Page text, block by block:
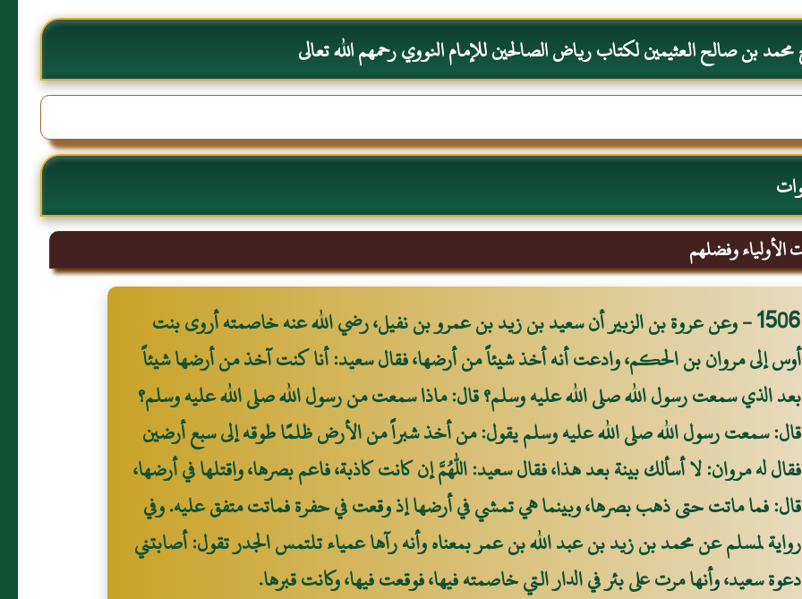
بن صالح العثيمين لكتاب رياض الصالحين للإمام النووي رحمهم الله تعالى
الأولياء وفضلهم
1506 - وعن عروة بن الزبير أن سعيد بن زيد بن عمرو بن نفيل، رضي الله عنه خاصمته أروى بنت
أوس إلى مروان بن الحكم، وادعت أنه أخذ شيئاً من أرضها، فقال سعيد: أنا كنت آخذ من أرضها شيئاً
بعد الذي سمعت رسول الله صلى الله عليه وسلم؟ قال: ماذا سمعت من رسول الله صلى الله عليه وسلم؟
قال: سمعت رسول الله صلى الله عليه وسلم يقول: من أخذ شبراً من الأرض ظلمًا طوقه إلى سبع أرضين
فقال له مروان: لا أسألك بينة بعد هذا، فقال سعيد: اللهم إن كانت كاذبة، فاعم بصرها، واقتلها في أرضها،
قال: فما ماتت حتى ذهب بصرها، وبينما هي تمشي في أرضها إذ وقعت في حفرة فماتت متفق عليه. وفي
رواية لمسلم عن محمد بن زيد بن عبد الله بن عمر بمعناه وأنه رآها عمياء تلتمس الجدر تقول: أصابتني
دعوة سعيد، وأنها مرت على بئر في الدار التي خاصمته فيها، فوقعت فيها، وكانت قبرها.